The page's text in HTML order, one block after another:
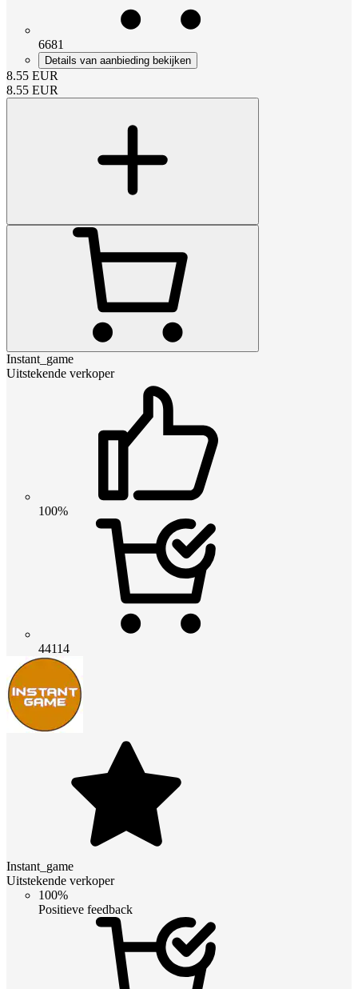
6681
Details van aanbieding bekijken
8.55 EUR
8.55 EUR
Instant_game
Uitstekende verkoper
100%
44114
Instant_game
Uitstekende verkoper
100%
Positieve feedback